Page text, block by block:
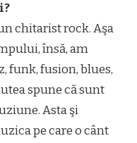
chitarist rock. Aşa
însă, am
funk, fusion, blues,
spune că sunt
Asta şi
pe care o cânt